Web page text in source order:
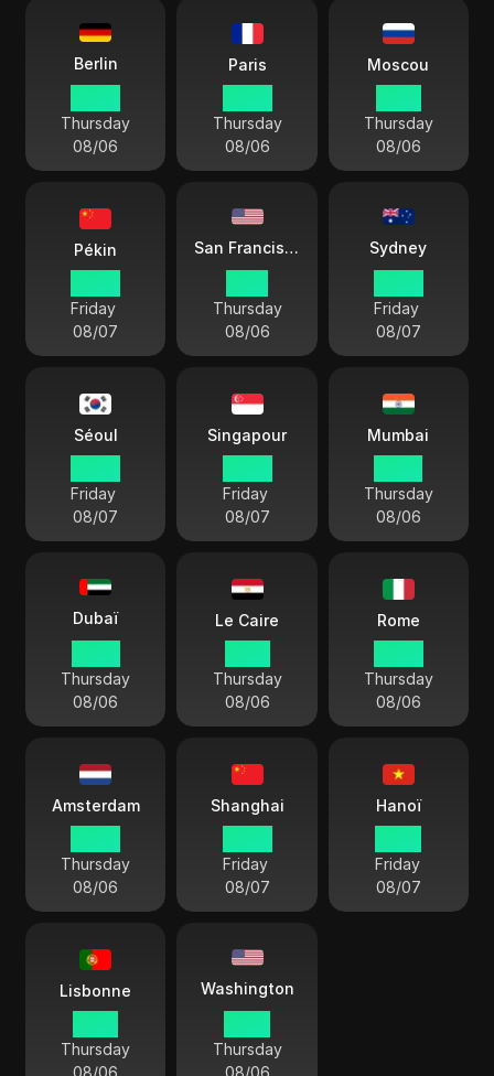
Berlin
Thursday
08/06
Paris
Thursday
08/06
Moscou
Thursday
08/06
Pékin
Friday
08/07
San Francisco
Thursday
08/06
Sydney
Friday
08/07
Séoul
Friday
08/07
Singapour
Friday
08/07
Mumbai
Thursday
08/06
Dubaï
Thursday
08/06
Le Caire
Thursday
08/06
Rome
Thursday
08/06
Amsterdam
Thursday
08/06
Shanghai
Friday
08/07
Hanoï
Friday
08/07
Lisbonne
Thursday
08/06
Washington
Thursday
08/06